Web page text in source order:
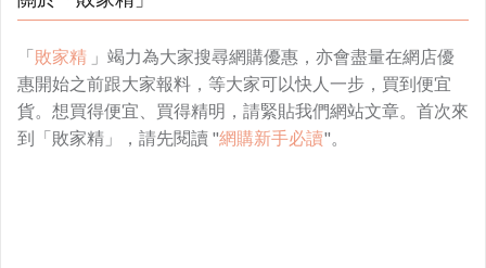
「敗家精 」竭力為大家搜尋網購優惠，亦會盡量在網店優
惠開始之前跟大家報料，等大家可以快人一步，買到便宜
貨。想買得便宜、買得精明，請緊貼我們網站文章。首次來
到「敗家精」，請先閱讀 "網購新手必讀"。